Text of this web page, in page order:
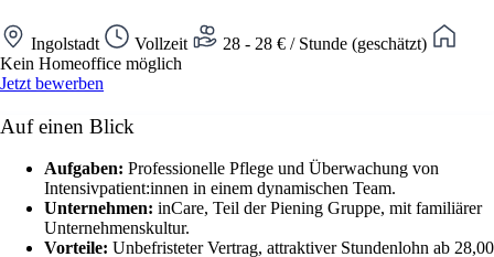
Ingolstadt Vollzeit
28 - 28 € / Stunde (geschätzt)
Kein Homeoffice möglich
Jetzt bewerben
Auf einen Blick
Aufgaben: Professionelle Pflege und Überwachung von
Intensivpatient:innen in einem dynamischen Team.
Unternehmen: inCare, Teil der Piening Gruppe, mit familiärer
Unternehmenskultur.
Vorteile: Unbefristeter Vertrag, attraktiver Stundenlohn ab 28,00